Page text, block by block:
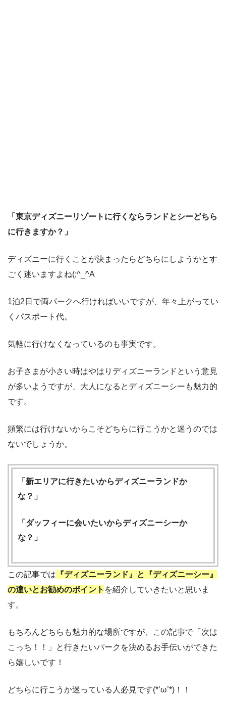
「東京ディズニーリゾートに行くならランドとシーどちら
に行きますか？」
ディズニーに行くことが決まったらどちらにしようかとす
ごく迷いますよね(;^_^A
1泊2日で両パークへ行ければいいですが、年々上がってい
くパスポート代。
気軽に行けなくなっているのも事実です。
お子さまが小さい時はやはりディズニーランドという意見
が多いようですが、大人になるとディズニーシーも魅力的
です。
頻繁には行けないからこそどちらに行こうかと迷うのでは
ないでしょうか。
「新エリアに行きたいからディズニーランドか
な？」
「ダッフィーに会いたいからディズニーシーか
な？」
この記事では 『ディズニーランド』と『ディズニーシー』
の違いとお勧めのポイント を紹介していきたいと思いま
す。
もちろんどちらも魅力的な場所ですが、この記事で「次は
こっち！！」と行きたいパークを決めるお手伝いができた
ら嬉しいです！
どちらに行こうか迷っている人必見です(*’ω’*)！！